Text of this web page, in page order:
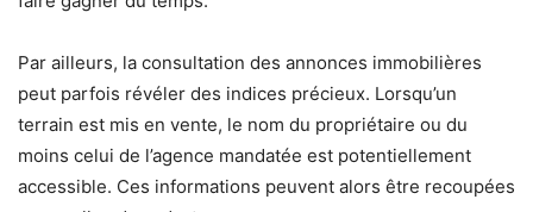
Par ailleurs, la consultation des annonces immobilières
peut parfois révéler des indices précieux. Lorsqu’un
terrain est mis en vente, le nom du propriétaire ou du
moins celui de l’agence mandatée est potentiellement
accessible. Ces informations peuvent alors être recoupées